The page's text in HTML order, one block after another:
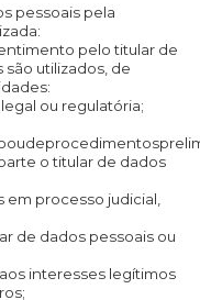
pessoais pela
pelo titular de
utilizados, de
ou regulatória;
o titular de dados
em processo judicial,
de dados pessoais ou
interesses legítimos